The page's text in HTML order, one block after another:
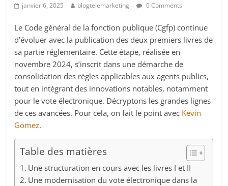
janvier 6, 2025 blogtelemarketing 0 Comments
Le Code général de la fonction publique (Cgfp) continue
d’évoluer avec la publication des deux premiers livres de
sa partie réglementaire. Cette étape, réalisée en
novembre 2024, s’inscrit dans une démarche de
consolidation des règles applicables aux agents publics,
tout en intégrant des innovations notables, notamment
pour le vote électronique. Décryptons les grandes lignes
de ces avancées. Pour cela, on fait le point avec Kevin
Gomez.
Table des matières
Une structuration en cours avec les livres I et II
Une modernisation du vote électronique dans la